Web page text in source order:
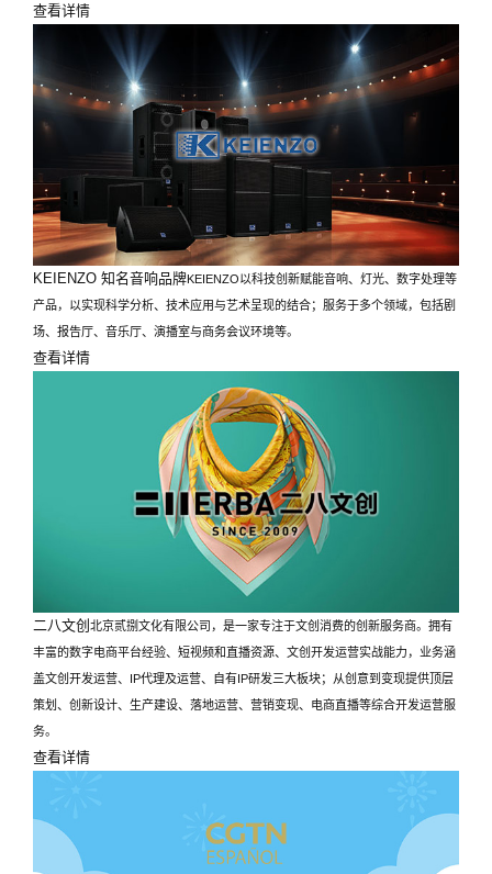
查看详情
KEIENZO 知名音响品牌KEIENZO以科技创新赋能音响、灯光、数字处理等
产品，以实现科学分析、技术应用与艺术呈现的结合；服务于多个领域，包括剧
场、报告厅、音乐厅、演播室与商务会议环境等。
查看详情
二八文创北京贰捌文化有限公司，是一家专注于文创消费的创新服务商。拥有
丰富的数字电商平台经验、短视频和直播资源、文创开发运营实战能力，业务涵
盖文创开发运营、IP代理及运营、自有IP研发三大板块；从创意到变现提供顶层
策划、创新设计、生产建设、落地运营、营销变现、电商直播等综合开发运营服
务。
查看详情